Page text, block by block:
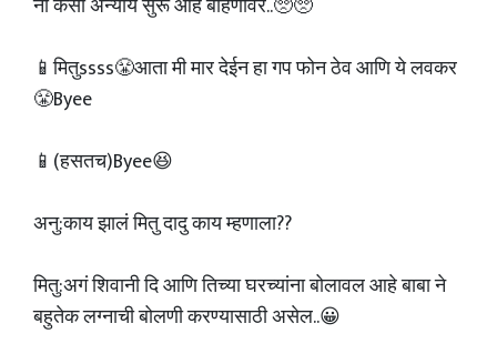
ना कसा अन्याय सुरू आहे बहिणीवर..🥺🥺
📱मितुssss😤आता मी मार देईन हा गप फोन ठेव आणि ये लवकर
😤Byee
📱(हसतच)Byee😆
अनु:काय झालं मितु दादु काय म्हणाला??
मितु:अगं शिवानी दि आणि तिच्या घरच्यांना बोलावल आहे बाबा ने
बहुतेक लग्नाची बोलणी करण्यासाठी असेल..😀